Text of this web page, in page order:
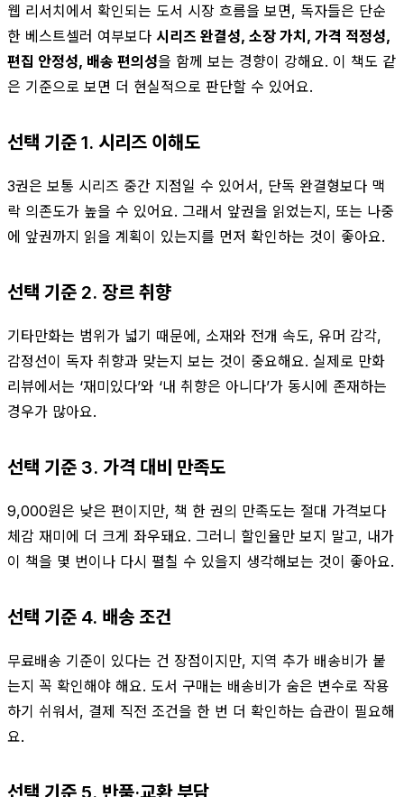
웹 리서치에서 확인되는 도서 시장 흐름을 보면, 독자들은 단순
한 베스트셀러 여부보다 시리즈 완결성, 소장 가치, 가격 적정성,
편집 안정성, 배송 편의성을 함께 보는 경향이 강해요. 이 책도 같
은 기준으로 보면 더 현실적으로 판단할 수 있어요.
선택 기준 1. 시리즈 이해도
3권은 보통 시리즈 중간 지점일 수 있어서, 단독 완결형보다 맥
락 의존도가 높을 수 있어요. 그래서 앞권을 읽었는지, 또는 나중
에 앞권까지 읽을 계획이 있는지를 먼저 확인하는 것이 좋아요.
선택 기준 2. 장르 취향
기타만화는 범위가 넓기 때문에, 소재와 전개 속도, 유머 감각,
감정선이 독자 취향과 맞는지 보는 것이 중요해요. 실제로 만화
리뷰에서는 ‘재미있다’와 ‘내 취향은 아니다’가 동시에 존재하는
경우가 많아요.
선택 기준 3. 가격 대비 만족도
9,000원은 낮은 편이지만, 책 한 권의 만족도는 절대 가격보다
체감 재미에 더 크게 좌우돼요. 그러니 할인율만 보지 말고, 내가
이 책을 몇 번이나 다시 펼칠 수 있을지 생각해보는 것이 좋아요.
선택 기준 4. 배송 조건
무료배송 기준이 있다는 건 장점이지만, 지역 추가 배송비가 붙
는지 꼭 확인해야 해요. 도서 구매는 배송비가 숨은 변수로 작용
하기 쉬워서, 결제 직전 조건을 한 번 더 확인하는 습관이 필요해
요.
선택 기준 5. 반품·교환 부담